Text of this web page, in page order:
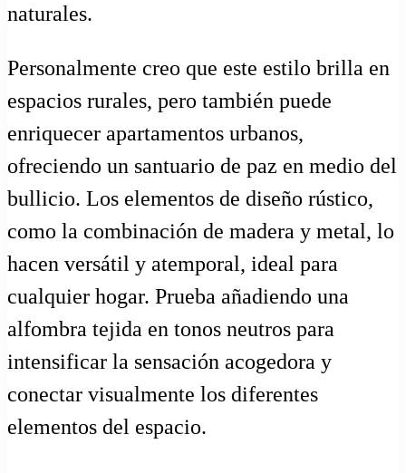
naturales.
Personalmente creo que este estilo brilla en
espacios rurales, pero también puede
enriquecer apartamentos urbanos,
ofreciendo un santuario de paz en medio del
bullicio. Los elementos de diseño rústico,
como la combinación de madera y metal, lo
hacen versátil y atemporal, ideal para
cualquier hogar. Prueba añadiendo una
alfombra tejida en tonos neutros para
intensificar la sensación acogedora y
conectar visualmente los diferentes
elementos del espacio.